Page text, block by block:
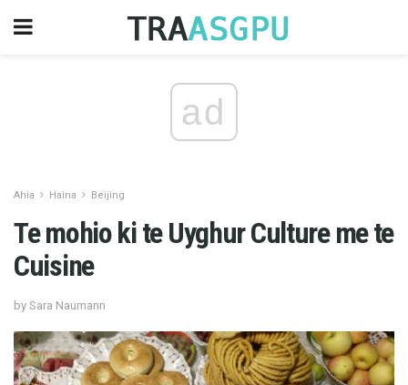
ad
Ahia Haina Beijing
Te mohio ki te Uyghur Culture me te
Cuisine
by Sara Naumann